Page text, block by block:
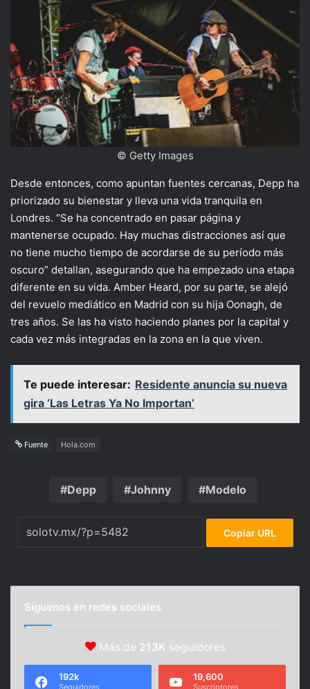
© Getty Images
Desde entonces, como apuntan fuentes cercanas, Depp ha
priorizado su bienestar y lleva una vida tranquila en
Londres. “Se ha concentrado en pasar página y
mantenerse ocupado. Hay muchas distracciones así que
no tiene mucho tiempo de acordarse de su período más
oscuro” detallan, asegurando que ha empezado una etapa
diferente en su vida. Amber Heard, por su parte, se alejó
del revuelo mediático en Madrid con su hija Oonagh, de
tres años. Se las ha visto haciendo planes por la capital y
cada vez más integradas en la zona en la que viven.
Te puede interesar: Residente anuncia su nueva
gira ‘Las Letras Ya No Importan’
Fuente Hola.com
Depp Johnny Modelo
Copiar URL
Síguenos en redes sociales
Más de 213K seguidores
192k
Seguidores
19,600
Suscriptores